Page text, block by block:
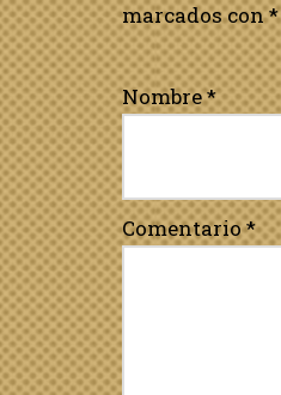
marcados con*
Nombre*
Comentario*